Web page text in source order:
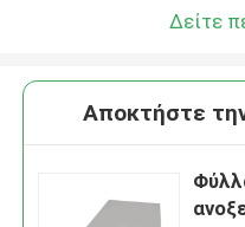
Δείτε
Αποκτήστε